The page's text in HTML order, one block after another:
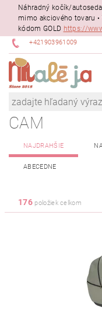
Náhradný kočík/
mimo akciového tovaru •
kódom GOLD https://
+421903961009
CAM
NAJDRAHŠIE
ABECEDNE
176položiek celkom